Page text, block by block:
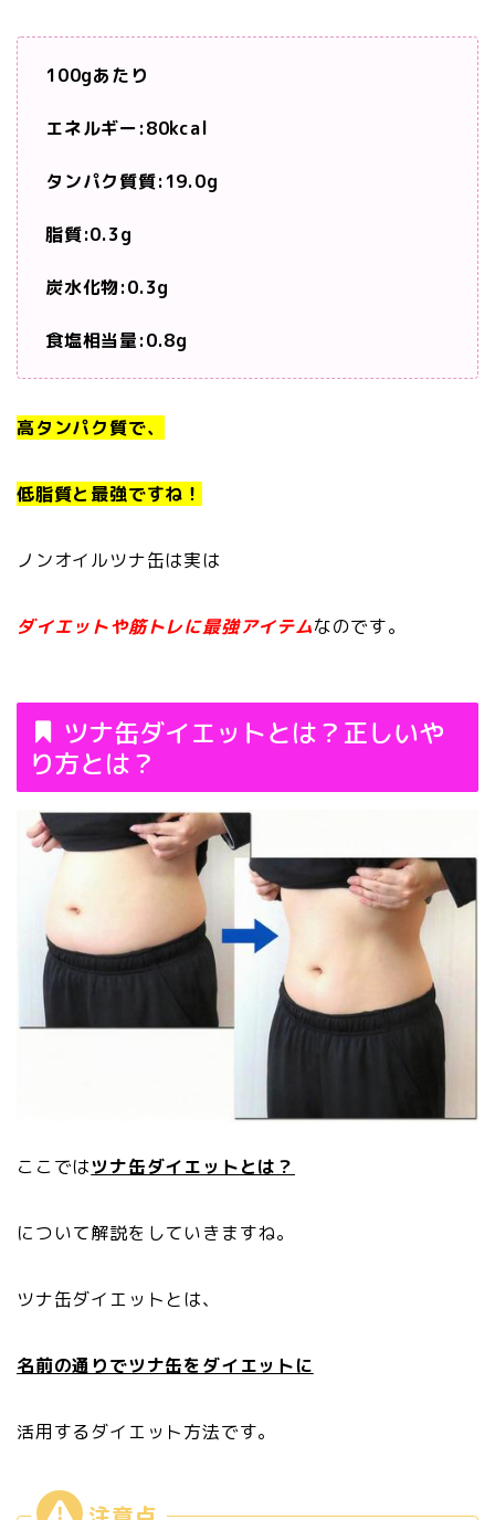
100gあたり
エネルギー:80kcal
タンパク質質:19.0g
脂質:0.3g
炭水化物:0.3g
食塩相当量:0.8g
高タンパク質で、
低脂質と最強ですね！
ノンオイルツナ缶は実は
ダイエットや筋トレに最強アイテムなのです。
ツナ缶ダイエットとは？正しいや
り方とは？
ここではツナ缶ダイエットとは？
について解説をしていきますね。
ツナ缶ダイエットとは、
名前の通りでツナ缶をダイエットに
活用するダイエット方法です。